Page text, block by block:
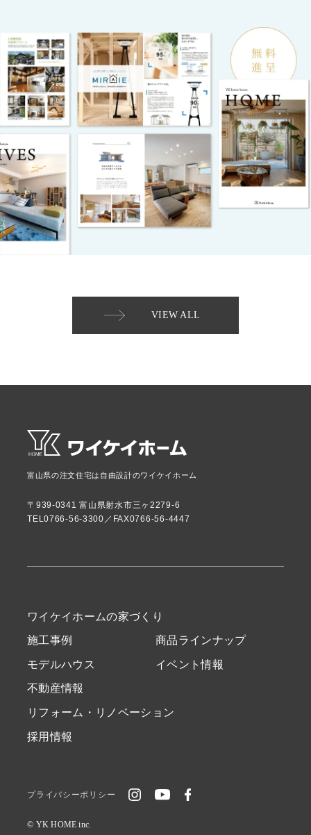
VIEW ALL
富山県の注文住宅は自由設計のワイケイホーム
〒939-0341 富山県射水市三ヶ2279-6
TEL0766-56-3300／FAX0766-56-4447
ワイケイホームの家づくり
施工事例 商品ラインナップ
モデルハウス イベント情報
不動産情報
リフォーム・リノベーション
採用情報
© YK HOME inc.
プライバシーポリシー